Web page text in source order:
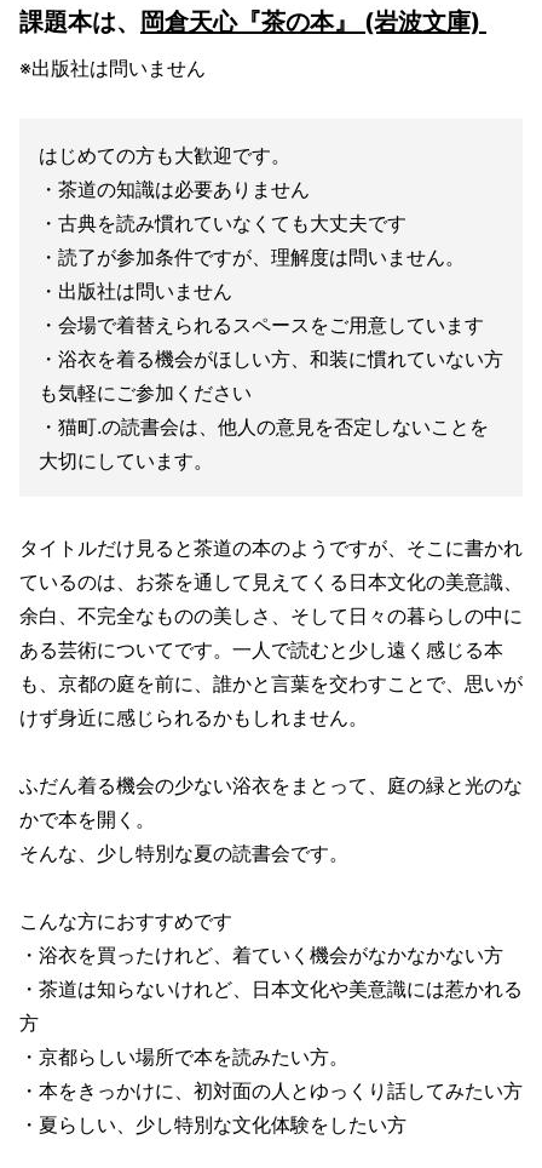
課題本は、 岡倉天心『茶の本』 (岩波文庫)
※出版社は問いません
はじめての方も大歓迎です。
・茶道の知識は必要ありません
・古典を読み慣れていなくても大丈夫です
・読了が参加条件ですが、理解度は問いません。
・出版社は問いません
・会場で着替えられるスペースをご用意しています
・浴衣を着る機会がほしい方、和装に慣れていない方
も気軽にご参加ください
・猫町.の読書会は、他人の意見を否定しないことを
大切にしています。
タイトルだけ見ると茶道の本のようですが、そこに書かれ
ているのは、お茶を通して見えてくる日本文化の美意識、
余白、不完全なものの美しさ、そして日々の暮らしの中に
ある芸術についてです。一人で読むと少し遠く感じる本
も、京都の庭を前に、誰かと言葉を交わすことで、思いが
けず身近に感じられるかもしれません。
ふだん着る機会の少ない浴衣をまとって、庭の緑と光のな
かで本を開く。
そんな、少し特別な夏の読書会です。
こんな方におすすめです
・浴衣を買ったけれど、着ていく機会がなかなかない方
・茶道は知らないけれど、日本文化や美意識には惹かれる
方
・京都らしい場所で本を読みたい方。
・本をきっかけに、初対面の人とゆっくり話してみたい方
・夏らしい、少し特別な文化体験をしたい方